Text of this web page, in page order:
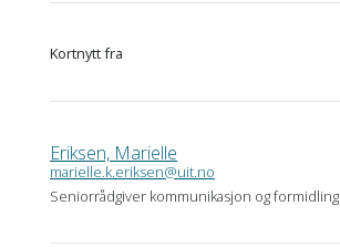
Kortnytt fra
Eriksen, Marielle
marielle.k.eriksen@uit.no
Seniorrådgiver kommunikasjon og formidling